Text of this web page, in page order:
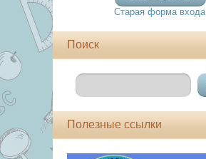
Старая форма входа
Поиск
Полезные ссылки